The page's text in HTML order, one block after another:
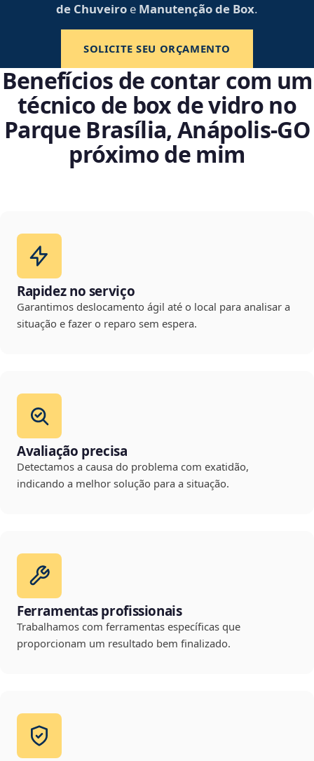
de Chuveiro e Manutenção de Box.
SOLICITE SEU ORÇAMENTO
Benefícios de contar com um
técnico de box de vidro no
Parque Brasília, Anápolis‑GO
próximo de mim
Rapidez no serviço
Garantimos deslocamento ágil até o local para analisar a
situação e fazer o reparo sem espera.
Avaliação precisa
Detectamos a causa do problema com exatidão,
indicando a melhor solução para a situação.
Ferramentas profissionais
Trabalhamos com ferramentas específicas que
proporcionam um resultado bem finalizado.